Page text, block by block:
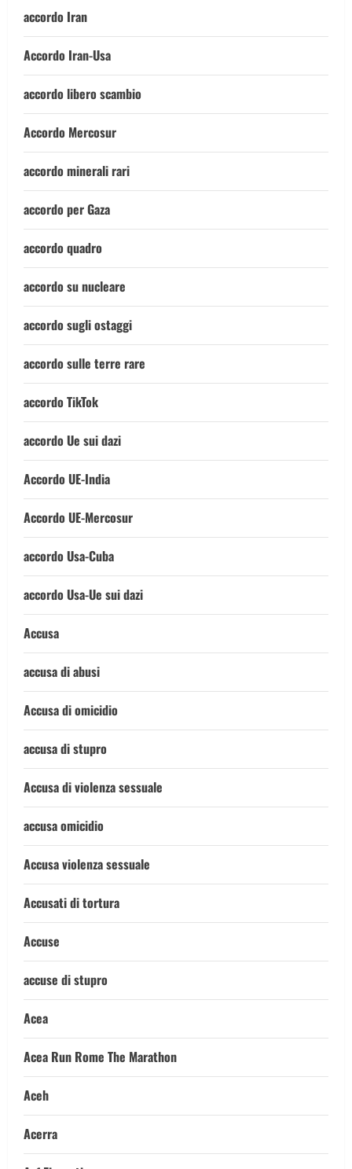
accordo Iran
Accordo Iran-Usa
accordo libero scambio
Accordo Mercosur
accordo minerali rari
accordo per Gaza
accordo quadro
accordo su nucleare
accordo sugli ostaggi
accordo sulle terre rare
accordo TikTok
accordo Ue sui dazi
Accordo UE-India
Accordo UE-Mercosur
accordo Usa-Cuba
accordo Usa-Ue sui dazi
Accusa
accusa di abusi
Accusa di omicidio
accusa di stupro
Accusa di violenza sessuale
accusa omicidio
Accusa violenza sessuale
Accusati di tortura
Accuse
accuse di stupro
Acea
Acea Run Rome The Marathon
Aceh
Acerra